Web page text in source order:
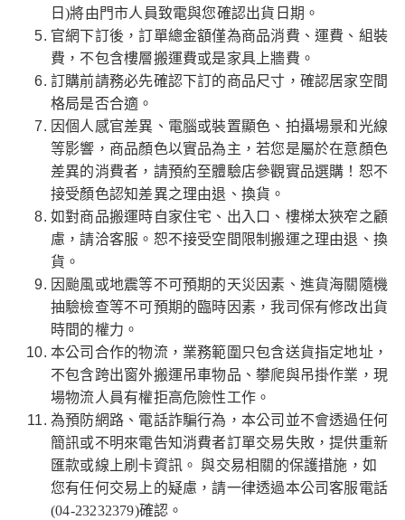
日)將由門市人員致電與您確認出貨日期。
官網下訂後，訂單總金額僅為商品消費、運費、組裝
費，不包含樓層搬運費或是家具上牆費。
訂購前請務必先確認下訂的商品尺寸，確認居家空間
格局是否合適。
因個人感官差異、電腦或裝置顯色、拍攝場景和光線
等影響，商品顏色以實品為主，若您是屬於在意顏色
差異的消費者，請預約至體驗店參觀實品選購！恕不
接受顏色認知差異之理由退、換貨。
如對商品搬運時自家住宅、出入口、樓梯太狹窄之顧
慮，請洽客服。恕不接受空間限制搬運之理由退、換
貨。
因颱風或地震等不可預期的天災因素、進貨海關隨機
抽驗檢查等不可預期的臨時因素，我司保有修改出貨
時間的權力。
本公司合作的物流，業務範圍只包含送貨指定地址，
不包含跨出窗外搬運吊車物品、攀爬與吊掛作業，現
場物流人員有權拒高危險性工作。
為預防網路、電話詐騙行為，本公司並不會透過任何
簡訊或不明來電告知消費者訂單交易失敗，提供重新
匯款或線上刷卡資訊。 與交易相關的保護措施，如
您有任何交易上的疑慮，請一律透過本公司客服電話
(04-23232379)確認。